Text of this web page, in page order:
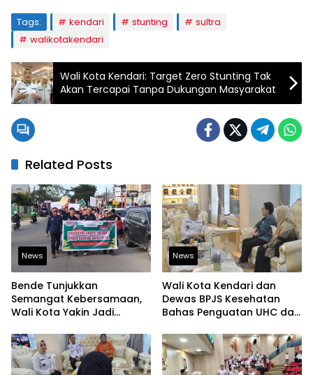
Tags: kendari stunting
sultra
walikotakendari
Wali Kota Kendari: Target Zero Stunting Tak
Akan Tercapai Tanpa Dukungan Masyarakat
Related Posts
News
Bende Tunjukkan
Semangat Kebersamaan,
Wali Kota Yakin Jadi
Lain
News
Wali Kota Kendari dan
Dewas BPJS Kesehatan
Bahas Penguatan UHC dan
Kesehatan